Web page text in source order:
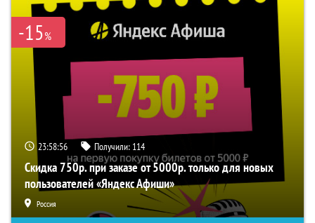
-15%
23:58:56 Получили: 114
Скидка 750р. при заказе от 5000р. только для новых
пользователей «Яндекс Афиши»
Россия